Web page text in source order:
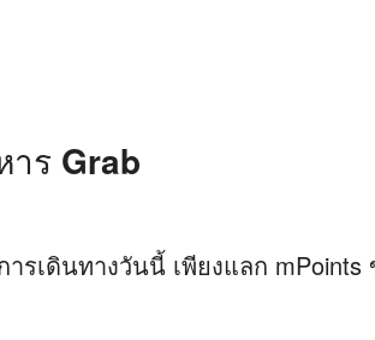
ร Grab
รเดินทางวันนี้ เพียงแลก mPoints